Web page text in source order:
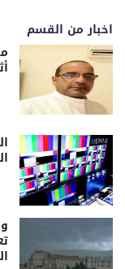
اخبار من القسم